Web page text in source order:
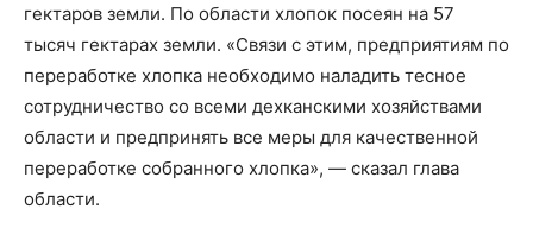
гектаров земли. По области хлопок посеян на 57
тысяч гектарах земли. «Связи с этим, предприятиям по
переработке хлопка необходимо наладить тесное
сотрудничество со всеми дехканскими хозяйствами
области и предпринять все меры для качественной
переработке собранного хлопка», — сказал глава
области.